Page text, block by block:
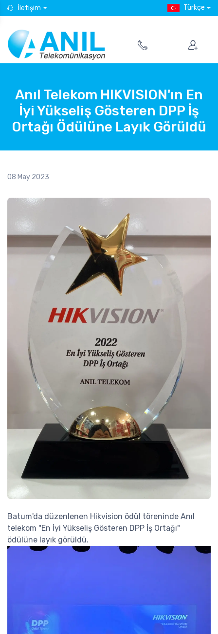
İletişim Türkçe
Anıl Telekom HIKVISION'ın En
İyi Yükseliş Gösteren DPP İş
Ortağı Ödülüne Layık Görüldü
08 May 2023
Batum'da düzenlenen Hikvision ödül töreninde Anıl
telekom "En İyi Yükseliş Gösteren DPP İş Ortağı"
ödülüne layık görüldü.